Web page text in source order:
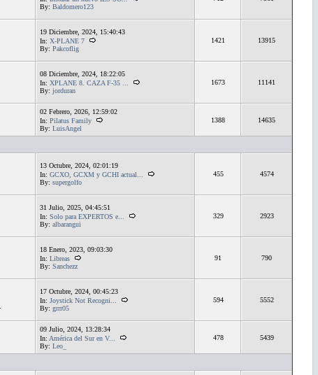
By: Baldomero123
19 Diciembre, 2024, 15:40:43
In: X-PLANE 7
By: Pakcoflig
1421 13915
08 Diciembre, 2024, 18:22:05
In: XPLANE 8. CAZA F-35 ...
By: jorduran
1673 11141
02 Febrero, 2026, 12:59:02
In: Pilatus Family
By: LuisAngel
1388 14635
13 Octubre, 2024, 02:01:19
In: GCXO, GCXM y GCHI actual...
By: supergolfo
455 4574
31 Julio, 2025, 04:45:51
In: Solo para EXPERTOS e...
By: albarangui
329 2923
18 Enero, 2023, 09:03:30
In: Libreas
By: Sanchezz
91 790
17 Octubre, 2024, 00:45:23
In: Joystick Not Recogni...
By: grrr05
594 5552
09 Julio, 2024, 13:28:34
In: América del Sur en V...
By: Leo_
478 5439